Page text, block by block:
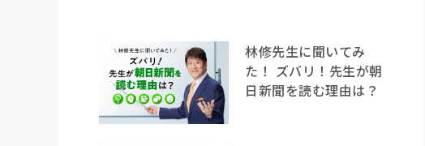
林修先生に聞いてみ
た！ ズバリ！先生が朝
日新聞を読む理由は？